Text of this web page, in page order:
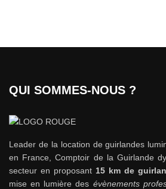
QUI SOMMES-NOUS ?
Leader de la location de guirlandes
en France, Comptoir de la Guirlande
secteur en proposant 15 km de
mise en lumière des évènements